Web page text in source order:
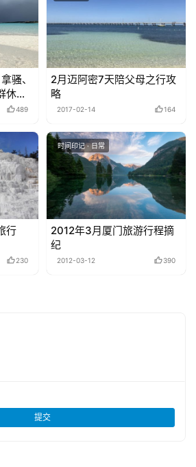
骚、
休闲
489
2月迈阿密7天陪父母之行攻
略
2017-02-14 164
行
230
时间印记 · 日常
2012年3月厦门旅游行程摘
纪
2012-03-12 390
提交